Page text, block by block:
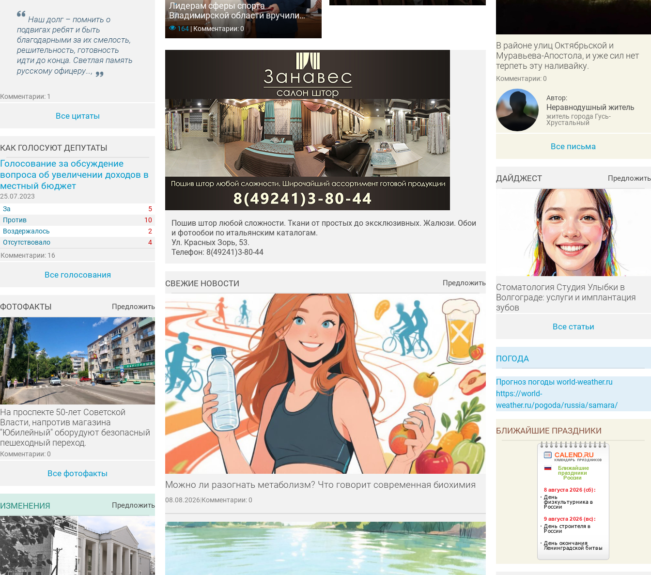
Лидерам сферы спорта
Владимирской области вручили
государственные и ведомственные
награды
164 |Комментарии: 0
Пошив штор любой сложности. Ткани от простых до эксклюзивных. Жалюзи. Обои
и фотообои по итальянским каталогам.
Ул. Красных Зорь, 53.
Телефон: 8(49241)3-80-44
СВЕЖИЕ НОВОСТИ Предложить
Можно ли разогнать метаболизм? Что говорит современная биохимия
08.08.2026|Комментарии: 0
Наш долг – помнить о
подвигах ребят и быть
благодарными за их смелость,
решительность, готовность
идти до конца. Светлая память
русскому офицеру…,
Комментарии: 1
Все цитаты
КАК ГОЛОСУЮТ ДЕПУТАТЫ
Голосование за обсуждение
вопроса об увеличении доходов в
местный бюджет
25.07.2023
За
5
Против
10
Воздержалось
2
Отсутствовало
4
Комментарии: 16
Все голосования
ФОТОФАКТЫ Предложить
На проспекте 50-лет Советской
Власти, напротив магазина
"Юбилейный" оборудуют безопасный
пешеходный переход.
Комментарии: 0
Все фотофакты
ИЗМЕНЕНИЯ Предложить
В районе улиц Октябрьской и
Муравьева-Апостола, и уже сил нет
терпеть эту наливайку.
Комментарии: 0
Автор:
Неравнодушный житель
житель города Гусь-
Хрустальный
Все письма
ДАЙДЖЕСТ Предложить
Стоматология Студия Улыбки в
Волгограде: услуги и имплантация
зубов
Все статьи
ПОГОДА
Прогноз погоды world-weather.ru
https://world-
weather.ru/pogoda/russia/samara/
БЛИЖАЙШИЕ ПРАЗДНИКИ